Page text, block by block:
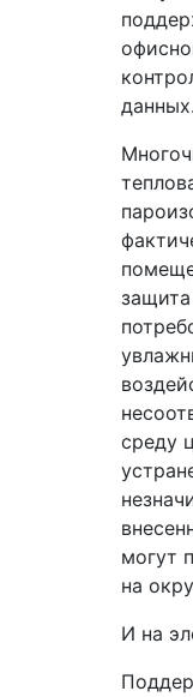
данных.
среду
могут
на
И на